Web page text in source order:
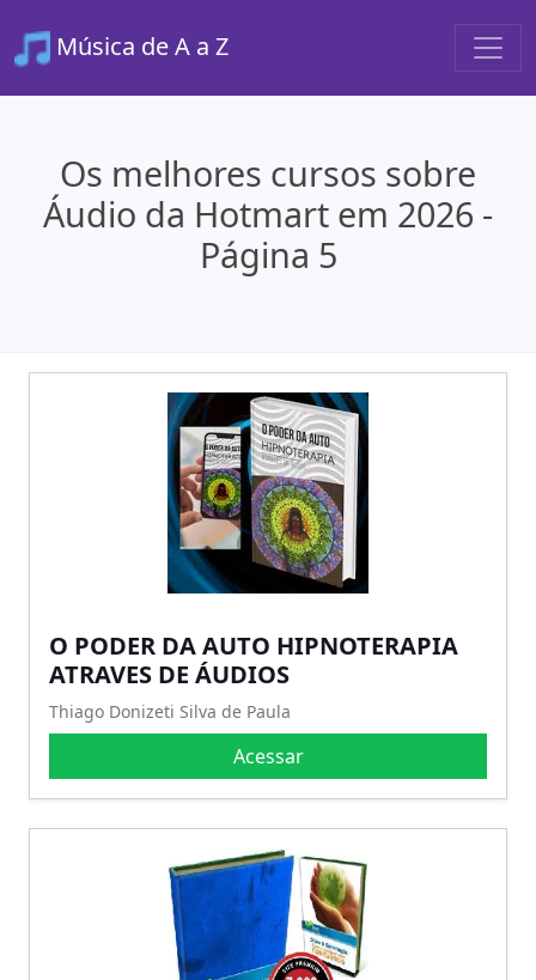
Música de A a Z
Os melhores cursos sobre
Áudio da Hotmart em 2026 -
Página 5
O PODER DA AUTO HIPNOTERAPIA
ATRAVES DE ÁUDIOS
Thiago Donizeti Silva de Paula
Acessar